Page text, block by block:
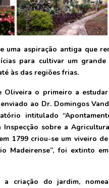
uma aspiração antiga que
para cultivar um grande
às das regiões frias.
Oliveira o primeiro a
ao Dr. Domingos
intitulado
sobre a
1799 criou-se um viveiro
Madeirense”, foi extinto
criação do jardim,